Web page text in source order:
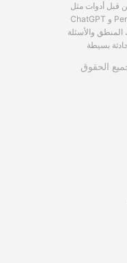
قبل أدوات مثل
المنطق والأسئلة
© 2026 - جميع الحقوق